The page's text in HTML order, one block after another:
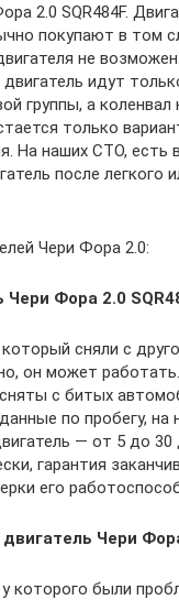
2.0 SQR484F.
покупают в том
не
двигатель идут
группы, а коленвал
только
На наших СТО, есть
после легкого
Чери Фора 2.0:
Чери Фора 2.0
сняли с
он может
с битых
по пробегу, на
— от 5 до
гарантия
его
Чери
которого были